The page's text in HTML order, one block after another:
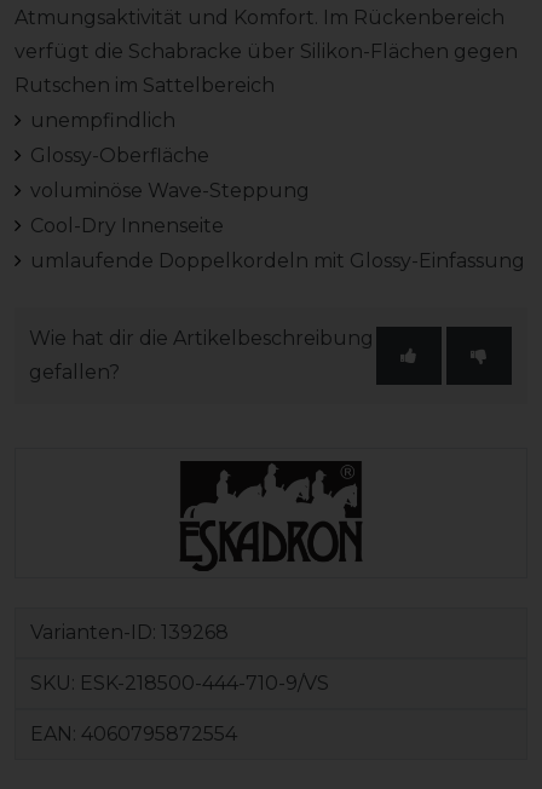
Atmungsaktivität und Komfort. Im Rückenbereich
verfügt die Schabracke über Silikon-Flächen gegen
Rutschen im Sattelbereich
unempfindlich
Glossy-Oberfläche
voluminöse Wave-Steppung
Cool-Dry Innenseite
umlaufende Doppelkordeln mit Glossy-Einfassung
Wie hat dir die Artikelbeschreibung
gefallen?
Varianten-ID: 139268
SKU: ESK-218500-444-710-9/VS
EAN: 4060795872554